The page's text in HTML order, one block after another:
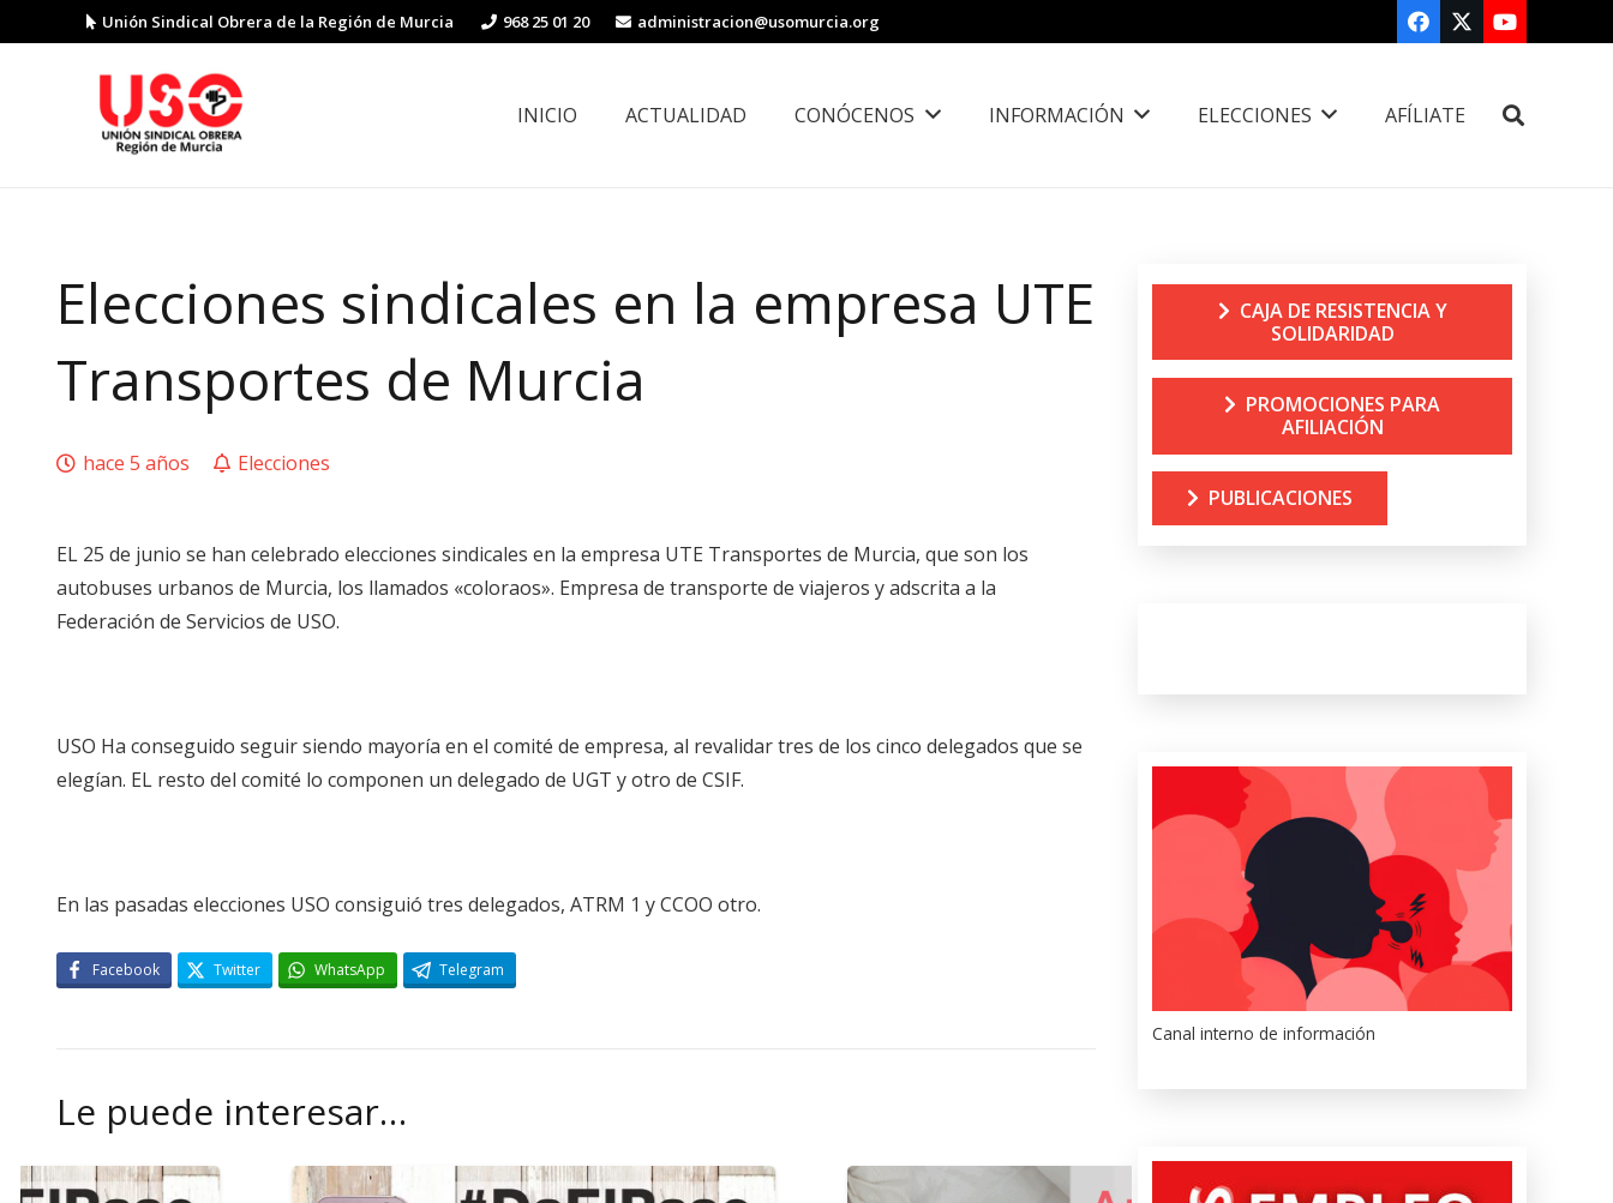
Unión Sindical Obrera de la Región de Murcia 968 25 01 20 administracion@usomurcia.org
INICIO ACTUALIDAD CONÓCENOS INFORMACIÓN ELECCIONES AFÍLIATE
Elecciones sindicales en la empresa UTE
Transportes de Murcia
hace 5 años Elecciones
EL 25 de junio se han celebrado elecciones sindicales en la empresa UTE Transportes de Murcia, que son los
autobuses urbanos de Murcia, los llamados «coloraos». Empresa de transporte de viajeros y adscrita a la
Federación de Servicios de USO.
USO Ha conseguido seguir siendo mayoría en el comité de empresa, al revalidar tres de los cinco delegados que se
elegían. EL resto del comité lo componen un delegado de UGT y otro de CSIF.
En las pasadas elecciones USO consiguió tres delegados, ATRM 1 y CCOO otro.
Facebook Twitter WhatsApp Telegram
Le puede interesar…
CAJA DE RESISTENCIA Y
SOLIDARIDAD
PROMOCIONES PARA
AFILIACIÓN
PUBLICACIONES
Canal interno de información